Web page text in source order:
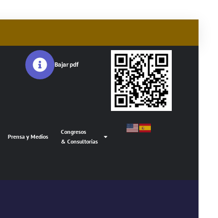
Bajar pdf
Prensa y Medios
Congresos
& Consultorías